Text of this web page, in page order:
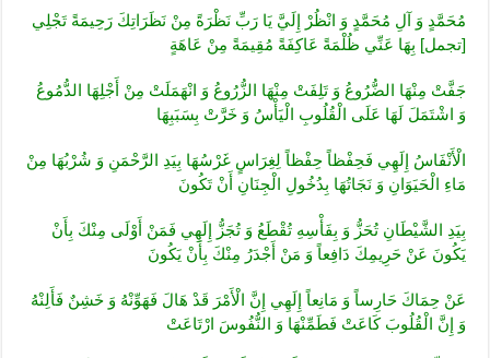
مُحَمَّدٍ وَ آلِ مُحَمَّدٍ وَ انْظُرْ إِلَيَّ يَا رَبِّ نَظْرَةً مِنْ نَظَرَاتِكَ رَحِيمَةً تَجْلِي
[تجمل‏] بِهَا عَنِّي ظُلْمَةً عَاكِفَةً مُقِيمَةً مِنْ عَاهَةٍ
جَفَّتْ مِنْهَا الضُّرُوعُ وَ تَلِفَتْ مِنْهَا الزُّرُوعُ وَ انْهَمَلَتْ مِنْ أَجْلِهَا الدُّمُوعُ
وَ اشْتَمَلَ لَهَا عَلَى الْقُلُوبِ الْيَأْسُ وَ خَرَّتْ بِسَبَبِهَا
الْأَنْفَاسُ إِلَهِي فَحِفْظاً حِفْظاً لِغِرَاسٍ غَرْسُهَا بِيَدِ الرَّحْمَنِ وَ شُرْبُهَا مِنْ
مَاءِ الْحَيَوَانِ وَ نَجَاتُهَا بِدُخُولِ الْجِنَانِ أَنْ تَكُونَ
بِيَدِ الشَّيْطَانِ تُحَزُّ وَ بِفَأْسِهِ تُقْطَعُ وَ تُجَزُّ إِلَهِي فَمَنْ أَوْلَى مِنْكَ بِأَنْ
يَكُونَ عَنْ حَرِيمِكَ دَافِعاً وَ مَنْ أَجْدَرُ مِنْكَ‏ بِأَنْ يَكُونَ
عَنْ حِمَاكَ حَارِساً وَ مَانِعاً إِلَهِي إِنَّ الْأَمْرَ قَدْ هَالَ فَهَوِّنْهُ وَ خَشِنٌ فَأَلِنْهُ
وَ إِنَّ الْقُلُوبَ كَاعَتْ فَطَمِّنْهَا وَ النُّفُوسَ ارْتَاعَتْ